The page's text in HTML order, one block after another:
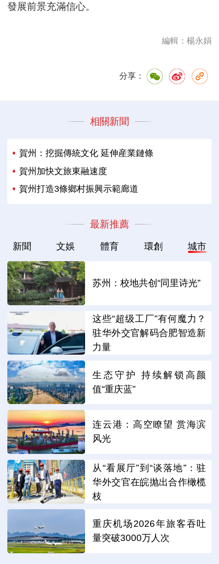
發展前景充滿信心。
編輯：楊永娟
分享：
相關新聞
賀州：挖掘傳統文化 延伸産業鏈條
賀州加快文旅東融速度
賀州打造3條鄉村振興示範廊道
最新推薦
新聞 文娛 體育 環創 城市
苏州：校地共创“同里诗光”
这些“超级工厂”有何魔力？
驻华外交官解码合肥智造新
力量
生态守护 持续解锁高颜
值“重庆蓝”
连云港：高空瞭望 赏海滨
风光
从“看展厅”到“谈落地”：驻
华外交官在皖抛出合作橄榄
枝
重庆机场2026年旅客吞吐
量突破3000万人次